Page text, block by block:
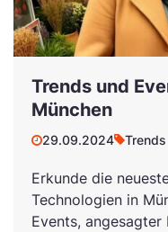
Trends und
München
29.09.2024 Trends
Erkunde die
Technologien in
Events,